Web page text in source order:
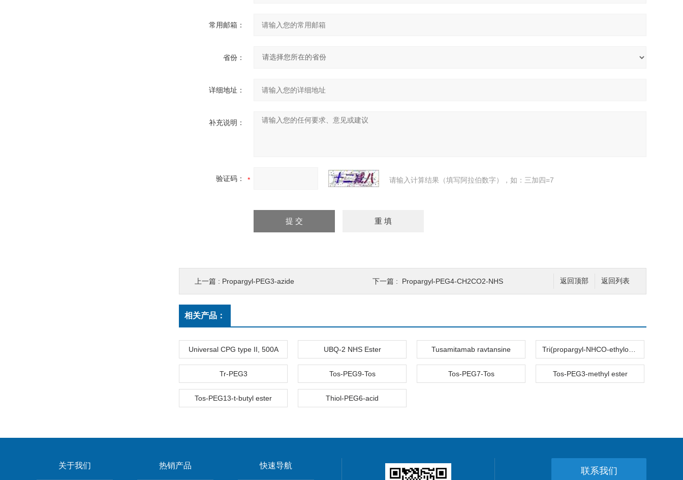
常用邮箱：
省份：
详细地址：
补充说明：
验证码： 请输入计算结果（填写阿拉伯数字），如：三加四=7
返回列表
返回顶部
上一篇 : Propargyl-PEG3-azide 下一篇 : Propargyl-PEG4-CH2CO2-NHS
相关产品：
Universal CPG type II, 500A UBQ-2 NHS Ester Tusamitamab ravtansine
Tr-PEG3 Tos-PEG9-Tos Tos-PEG7-Tos Tos-PEG3-methyl ester
Tos-PEG13-t-butyl ester Thiol-PEG6-acid
关于我们 热销产品 快速导航
联系我们